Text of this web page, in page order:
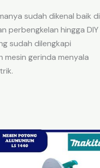
sudah dikenal baik di
perbengkelan hingga DIY
sudah dilengkapi
mesin gerinda menyala